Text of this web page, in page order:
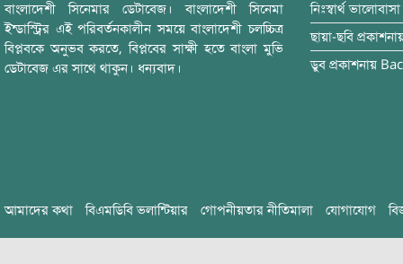
বাংলাদেশী সিনেমার ডেটাবেজ। বাংলাদেশী সিনেমা
ইন্ডাস্ট্রির এই পরিবর্তনকালীন সময়ে বাংলাদেশী চলচ্চিত্র
বিপ্লবকে অনুভব করতে, বিপ্লবের সাক্ষী হতে বাংলা মুভি
ডেটাবেজ এর সাথে থাকুন। ধন্যবাদ।
নিঃস্বার্থ ভালোবাসা
ছায়া-ছবি
ডুব প্রকাশনায়
আমাদের কথা বিএমডিবি ভলান্টিয়ার গোপনীয়তার নীতিমালা যোগাযোগ